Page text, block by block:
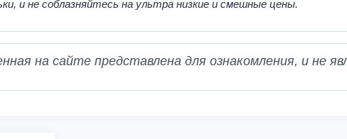
и не соблазняйтесь на ультра низкие и смешные цены.
на сайте представлена для ознакомления, и не